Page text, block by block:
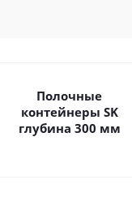
Полочные
контейнеры SK
глубина 300 мм